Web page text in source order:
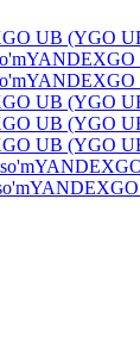
UB (YGO
YANDEXGO
YANDEXGO
UB (YGO
UB (YGO
UB (YGO
so'm